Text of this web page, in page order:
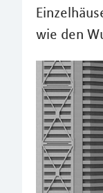
wie den